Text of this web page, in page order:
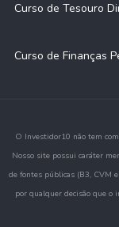
Curso de Tesouro
Curso de Finanças
O Investidor10 não tem
Nosso site possui caráter
de fontes públicas (B3, CVM
por qualquer decisão que o